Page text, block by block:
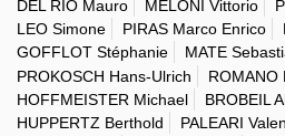
DEL RIO Mauro
MELONI Vittorio
LEO Simone
PIRAS Marco Enrico
GOFFLOT Stéphanie
MATE
PROKOSCH Hans-Ulrich
ROMANO
HOFFMEISTER Michael
BROBEIL
HUPPERTZ Berthold
PALEARI